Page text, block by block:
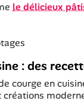
le délicieux
: des
courge en